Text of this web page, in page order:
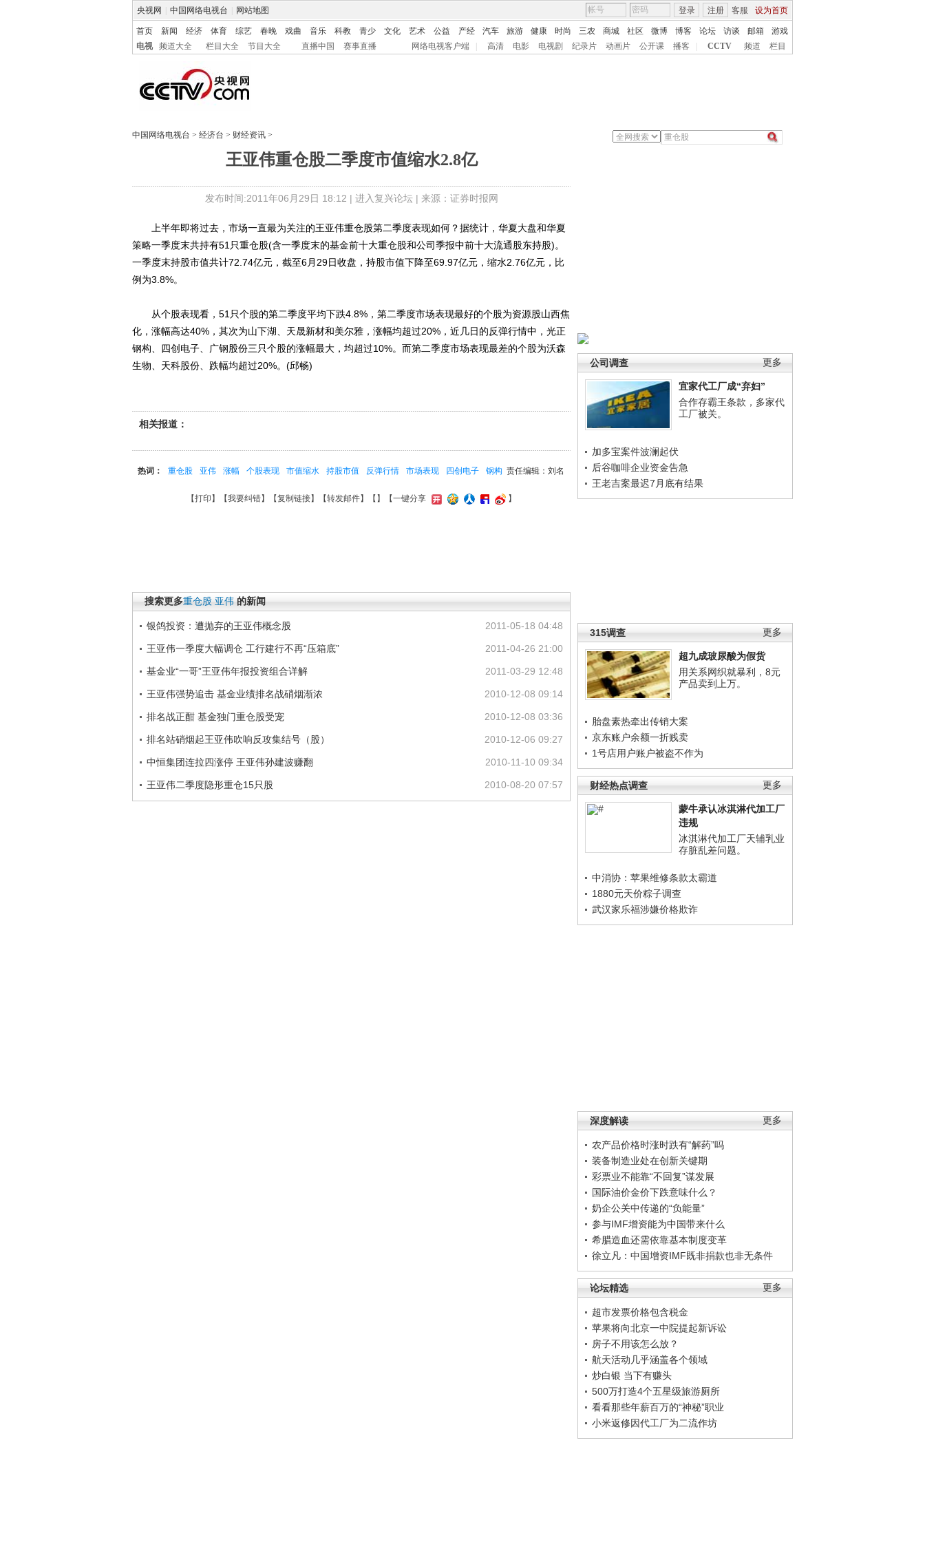
央视网 中国网络电视台 网站地图 客服 设为首页
登录 注册
首页 新闻 经济 体育 综艺 春晚 戏曲 音乐 科教 青少 文化 艺术 公益 产经 汽车 旅游 健康 时尚 三农 商城 社区 微博 博客 论坛 访谈 邮箱
游戏
电视
频道大全 栏目大全 节目大全 直播中国 赛事直播 网络电视客户端 高清 电影 电视剧 纪录片 动画片 公开课 播客 CCTV 频道 栏目
中国网络电视台 > 经济台 > 财经资讯 >
王亚伟重仓股二季度市值缩水2.8亿
发布时间:2011年06月29日 18:12 | 进入复兴论坛| 来源：证券时报网
更多
公司调查
宜家代工厂成“弃妇”
合作存霸王条款，多家代
工厂被关。
加多宝案件波澜起伏
后谷咖啡企业资金告急
王老吉案最迟7月底有结果
更多
315调查
超九成玻尿酸为假货
用关系网织就暴利，8元
产品卖到上万。
胎盘素热牵出传销大案
京东账户余额一折贱卖
1号店用户账户被盗不作为
更多
财经热点调查
蒙牛承认冰淇淋代加工厂
违规
冰淇淋代加工厂天辅乳业
存脏乱差问题。
中消协：苹果维修条款太霸道
1880元天价粽子调查
武汉家乐福涉嫌价格欺诈
更多
深度解读
农产品价格时涨时跌有“解药”吗
装备制造业处在创新关键期
彩票业不能靠“不回复”谋发展
国际油价金价下跌意味什么？
奶企公关中传递的“负能量”
参与IMF增资能为中国带来什么
希腊造血还需依靠基本制度变革
徐立凡：中国增资IMF既非捐款也非无条件
更多
论坛精选
超市发票价格包含税金
苹果将向北京一中院提起新诉讼
房子不用该怎么放？
航天活动几乎涵盖各个领域
炒白银 当下有赚头
500万打造4个五星级旅游厕所
看看那些年薪百万的“神秘”职业
小米返修因代工厂为二流作坊
上半年即将过去，市场一直最为关注的王亚伟重仓股第二季度表现如何？据统计，华夏大盘和华夏
策略一季度末共持有51只重仓股(含一季度末的基金前十大重仓股和公司季报中前十大流通股东持股)。
一季度末持股市值共计72.74亿元，截至6月29日收盘，持股市值下降至69.97亿元，缩水2.76亿元，比
例为3.8%。
从个股表现看，51只个股的第二季度平均下跌4.8%，第二季度市场表现最好的个股为资源股山西焦
化，涨幅高达40%，其次为山下湖、天晟新材和美尔雅，涨幅均超过20%，近几日的反弹行情中，光正
钢构、四创电子、广钢股份三只个股的涨幅最大，均超过10%。而第二季度市场表现最差的个股为沃森
生物、天科股份、跌幅均超过20%。(邱畅)
相关报道：
责任编辑：刘名
热词： 重仓股 亚伟 涨幅 个股表现 市值缩水 持股市值 反弹行情 市场表现 四创电子 钢构
【打印 】【我要纠错】【复制链接】【转发邮件】【 】 【一键分享 】
搜索更多重仓股 亚伟 的新闻
2011-05-18 04:48
银鸽投资：遭抛弃的王亚伟概念股
2011-04-26 21:00
王亚伟一季度大幅调仓 工行建行不再“压箱底”
2011-03-29 12:48
基金业“一哥”王亚伟年报投资组合详解
2010-12-08 09:14
王亚伟强势追击 基金业绩排名战硝烟渐浓
2010-12-08 03:36
排名战正酣 基金独门重仓股受宠
2010-12-06 09:27
排名站硝烟起王亚伟吹响反攻集结号（股）
2010-11-10 09:34
中恒集团连拉四涨停 王亚伟孙建波赚翻
2010-08-20 07:57
王亚伟二季度隐形重仓15只股